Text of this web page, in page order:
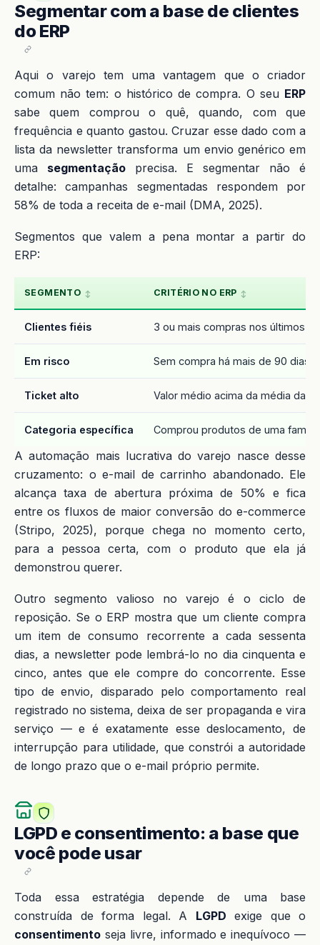
Segmentar com a base de clientes
do ERP
Aqui o varejo tem uma vantagem que o criador
comum não tem: o histórico de compra. O seu ERP
sabe quem comprou o quê, quando, com que
frequência e quanto gastou. Cruzar esse dado com a
lista da newsletter transforma um envio genérico em
uma segmentação precisa. E segmentar não é
detalhe: campanhas segmentadas respondem por
58% de toda a receita de e-mail (DMA, 2025).
Segmentos que valem a pena montar a partir do
ERP:
SEGMENTO CRITÉRIO NO ERP
Clientes fiéis 3 ou mais compras nos últimos
Em risco Sem compra há mais de 90 dias
Ticket alto Valor médio acima da média da
Categoria específica Comprou produtos de uma família
A automação mais lucrativa do varejo nasce desse
cruzamento: o e-mail de carrinho abandonado. Ele
alcança taxa de abertura próxima de 50% e fica
entre os fluxos de maior conversão do e-commerce
(Stripo, 2025), porque chega no momento certo,
para a pessoa certa, com o produto que ela já
demonstrou querer.
Outro segmento valioso no varejo é o ciclo de
reposição. Se o ERP mostra que um cliente compra
um item de consumo recorrente a cada sessenta
dias, a newsletter pode lembrá-lo no dia cinquenta e
cinco, antes que ele compre do concorrente. Esse
tipo de envio, disparado pelo comportamento real
registrado no sistema, deixa de ser propaganda e vira
serviço — e é exatamente esse deslocamento, de
interrupção para utilidade, que constrói a autoridade
de longo prazo que o e-mail próprio permite.
LGPD e consentimento: a base que
você pode usar
Toda essa estratégia depende de uma base
construída de forma legal. A LGPD exige que o
consentimento seja livre, informado e inequívoco —